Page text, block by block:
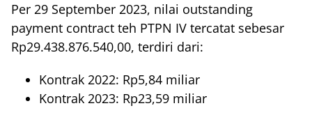
Per 29 September 2023, nilai outstanding
payment contract teh PTPN IV tercatat sebesar
Rp29.438.876.540,00, terdiri dari:
Kontrak 2022: Rp5,84 miliar
Kontrak 2023: Rp23,59 miliar